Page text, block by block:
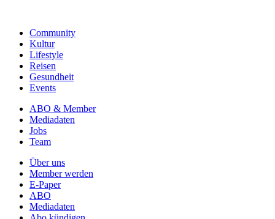
Community
Kultur
Lifestyle
Reisen
Gesundheit
Events
ABO & Member
Mediadaten
Jobs
Team
Über uns
Member werden
E-Paper
ABO
Mediadaten